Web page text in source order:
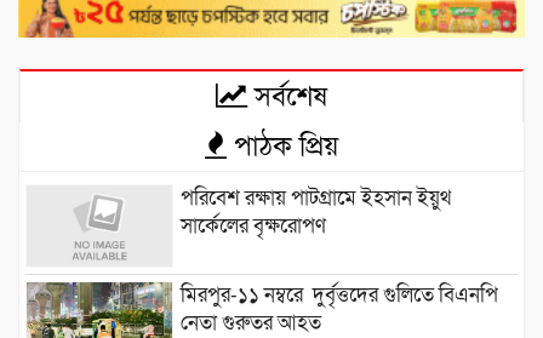
সর্বশেষ
পাঠক প্রিয়
পরিবেশ রক্ষায় পাটগ্রামে ইহসান ইয়ুথ
সার্কেলের বৃক্ষরোপণ
মিরপুর-১১ নম্বরে দুর্বৃত্তদের গুলিতে বিএনপি
নেতা গুরুতর আহত